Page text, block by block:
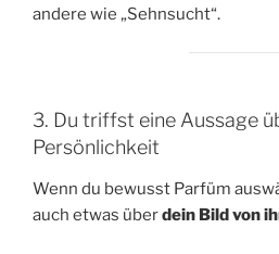
andere wie „Sehnsucht“.
3. Du triffst eine Aussage
Persönlichkeit
Wenn du bewusst Parfüm
auch etwas überdein Bild von